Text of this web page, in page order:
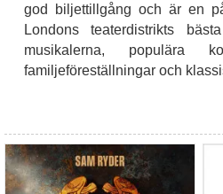
god biljettillgång och är en
Londons teaterdistrikts
musikalerna, populära
familjeföreställningar och
Jesus Christ Superstar
(London Palladium)